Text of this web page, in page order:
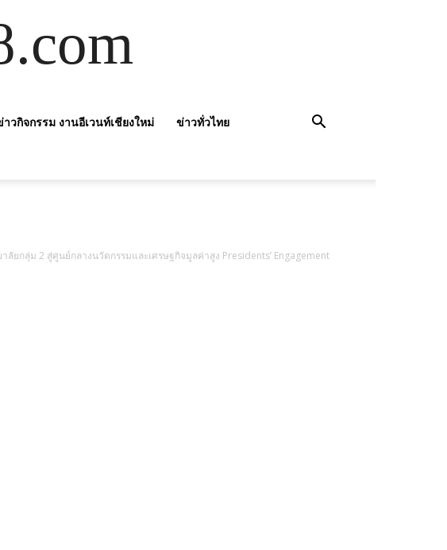
าวกิจกรรม งานอีเวนท์เชียงใหม่ ข่าวทั่วไทย
ยกลุ่ม 2 สู่ศูนย์กลางนวัตกรรมและเศรษฐกิจมูลค่าสูง Presidents’ Engagement
ม 2